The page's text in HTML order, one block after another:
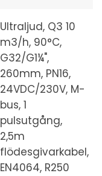
Ultraljud, Q3 10
m3/h, 90°C,
G32/G1¼",
260mm, PN16,
24VDC/230V, M-
bus, 1
pulsutgång,
2,5m
flödesgivarkabel,
EN4064, R250